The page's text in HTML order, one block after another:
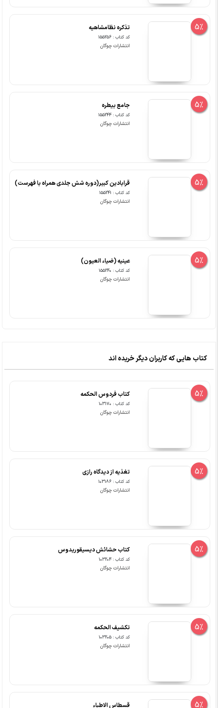
5% تذکره نظامشاهیه
کد کتاب : 155256
انتشارات چوگان
5% جامع بیطره
کد کتاب : 155244
انتشارات چوگان
5% قرابادین کبیر(دوره شش جلدی همراه با فهرست)
کد کتاب : 155241
انتشارات چوگان
5% عینیه (ضیاء العیون)
کد کتاب : 155240
انتشارات چوگان
کتاب هایی که کاربران دیگر خریده اند
5% کتاب فردوس الحکمه
کد کتاب : 103170
انتشارات چوگان
5% تغذیه از دیدگاه رازی
کد کتاب : 103186
انتشارات چوگان
5% کتاب حشائش دیسیقوریدوس
کد کتاب : 103204
انتشارات چوگان
5% تکشیف الحکمه
کد کتاب : 103205
انتشارات چوگان
5% قسطاس الاطباء